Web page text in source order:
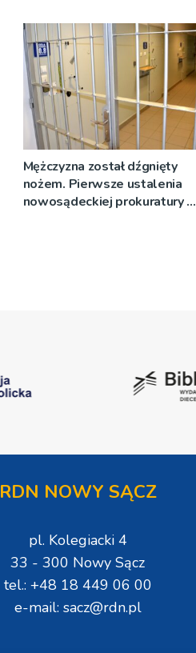
Mężczyzna został dźgnięty
nożem. Pierwsze ustalenia
nowosądeckiej prokuratury w
RDN NOWY SĄCZ
pl. Kolegiacki 4
33 - 300 Nowy Sącz
tel.: +48 18 449 06 00
e-mail: sacz@rdn.pl